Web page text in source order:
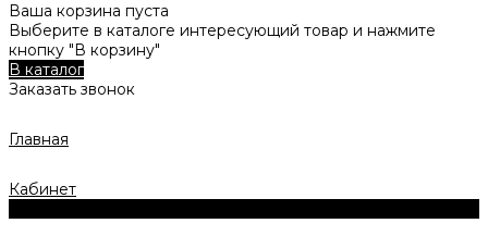
Ваша корзина пуста
Выберите в каталоге интересующий товар и нажмите
кнопку "В корзину"
В каталог
Заказать звонок
Главная
Кабинет